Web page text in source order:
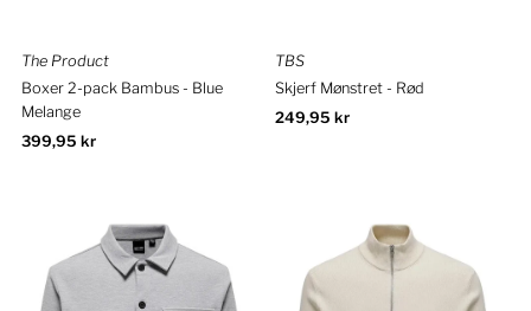
The Product
Boxer 2-pack Bambus - Blue
Melange
Ordinær
399,95 kr
TBS
Skjerf Mønstret - Rød
Ordinær
249,95 kr